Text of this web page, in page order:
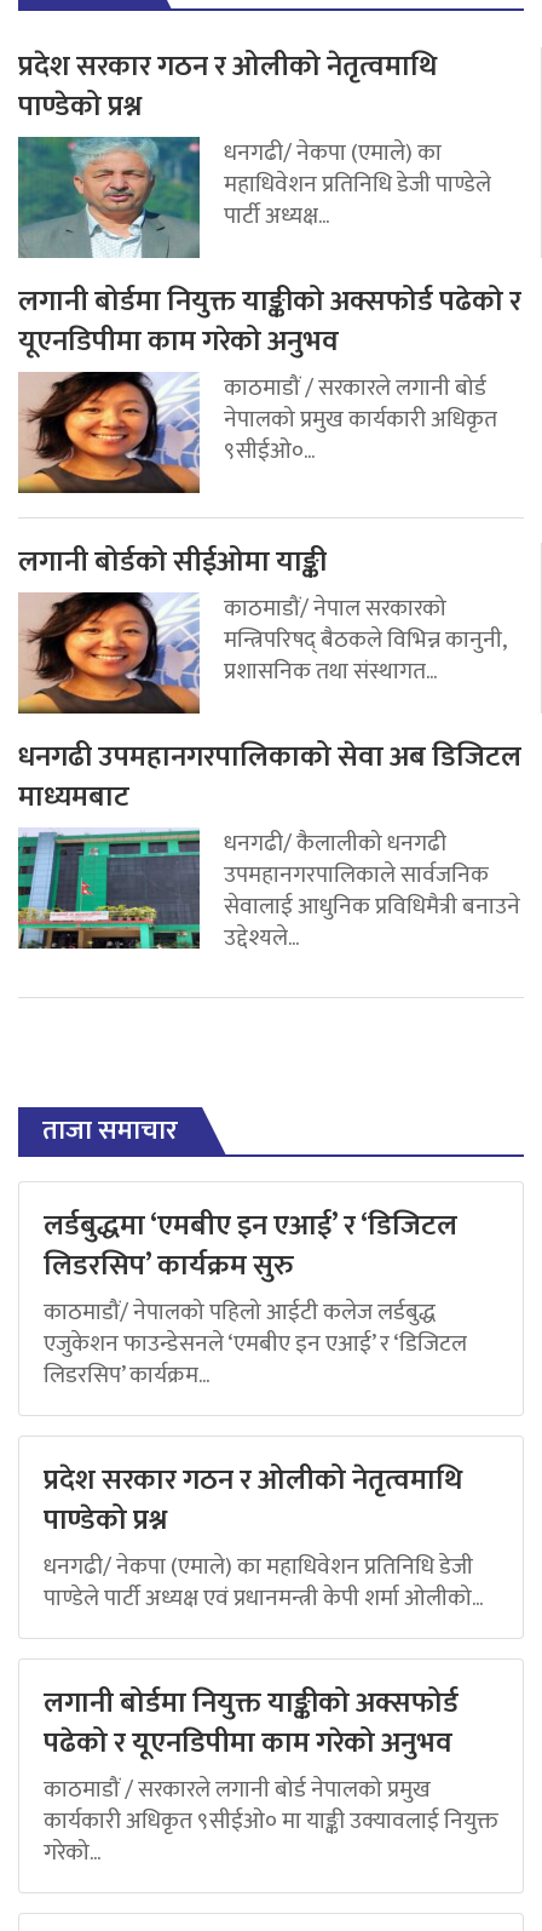
प्रदेश सरकार गठन र ओलीको नेतृत्वमाथि
पाण्डेको प्रश्न
धनगढी/ नेकपा (एमाले) का
महाधिवेशन प्रतिनिधि डेजी पाण्डेले
पार्टी अध्यक्ष...
लगानी बोर्डमा नियुक्त याङ्कीको अक्सफोर्ड पढेको र
यूएनडिपीमा काम गरेको अनुभव
काठमाडौं / सरकारले लगानी बोर्ड
नेपालको प्रमुख कार्यकारी अधिकृत
९सीईओ०...
लगानी बोर्डको सीईओमा याङ्की
काठमाडौं/ नेपाल सरकारको
मन्त्रिपरिषद् बैठकले विभिन्न कानुनी,
प्रशासनिक तथा संस्थागत...
धनगढी उपमहानगरपालिकाको सेवा अब डिजिटल
माध्यमबाट
धनगढी/ कैलालीको धनगढी
उपमहानगरपालिकाले सार्वजनिक
सेवालाई आधुनिक प्रविधिमैत्री बनाउने
उद्देश्यले...
ताजा समाचार
लर्डबुद्धमा ‘एमबीए इन एआई’ र ‘डिजिटल
लिडरसिप’ कार्यक्रम सुरु
काठमाडौं/ नेपालको पहिलो आईटी कलेज लर्डबुद्ध
एजुकेशन फाउन्डेसनले ‘एमबीए इन एआई’ र ‘डिजिटल
लिडरसिप’ कार्यक्रम...
प्रदेश सरकार गठन र ओलीको नेतृत्वमाथि
पाण्डेको प्रश्न
धनगढी/ नेकपा (एमाले) का महाधिवेशन प्रतिनिधि डेजी
पाण्डेले पार्टी अध्यक्ष एवं प्रधानमन्त्री केपी शर्मा ओलीको...
लगानी बोर्डमा नियुक्त याङ्कीको अक्सफोर्ड
पढेको र यूएनडिपीमा काम गरेको अनुभव
काठमाडौं / सरकारले लगानी बोर्ड नेपालको प्रमुख
कार्यकारी अधिकृत ९सीईओ० मा याङ्की उक्यावलाई नियुक्त
गरेको...